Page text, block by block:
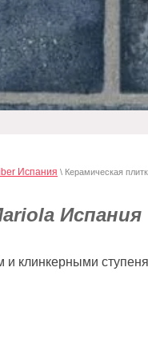
Испания \ Керамическая
Испания
и клинкерными